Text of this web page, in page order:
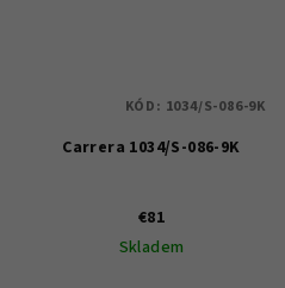
Carrera 1034/S-086-9K
€81
Skladem
KÓD: 1034/S-086-9K